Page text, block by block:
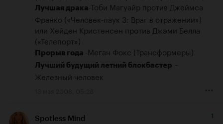
Лучшая драка-Тоби Магуайр против Джеймса
Франко («Человек-паук 3: Враг в отражении»)
или Хейден Кристенсен против Джэми Белла
Прорыв года
Лучший будущий летний блокбастер -
Железный человек
Spotless Mind 1